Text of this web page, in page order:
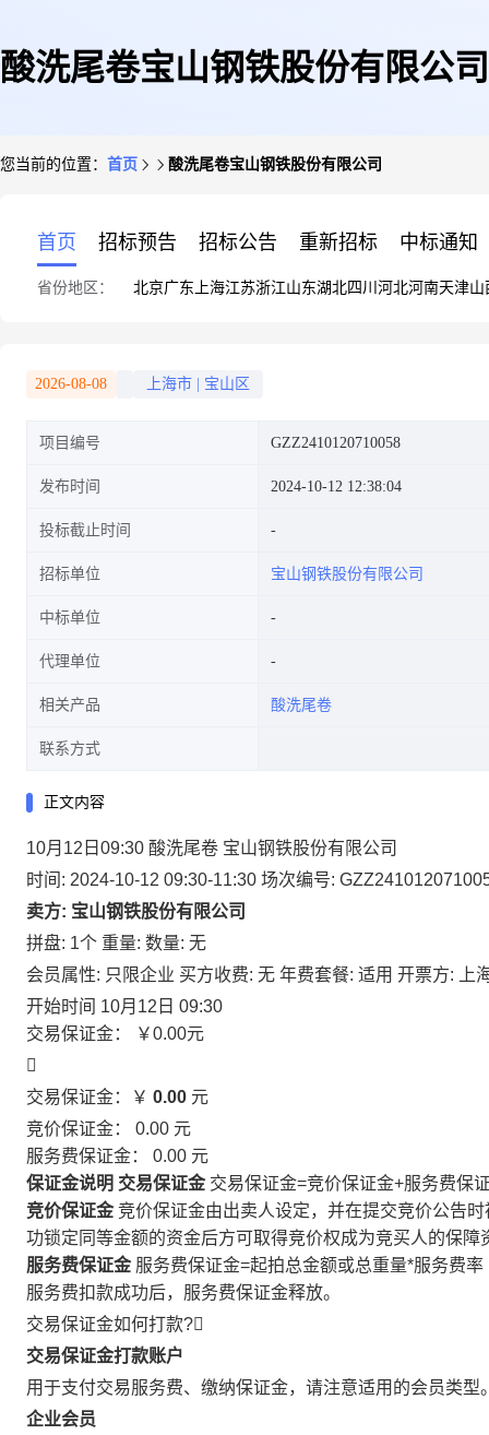
酸洗尾卷宝山钢铁股份有限公司
您当前的位置： 首页 酸洗尾卷宝山钢铁股份有限公司
首页 招标预告 招标公告 重新招标 中标通知
省份地区： 北京广东 上海江苏浙江山东湖北四川 河北河南天津山
2026-08-08 上海市 宝山区
项目编号 GZZ2410120710058
发布时间 2024-10-12 12:38:04
投标截止时间
招标单位 宝山钢铁股份有限公司
中标单位
代理单位
相关产品 酸洗尾卷
联系方式
正文内容
10月12日09:30 酸洗尾卷 宝山钢铁股份有限公司
时间: 2024-10-12 09:30-11:30 场次编号:
卖方: 宝山钢铁股份有限公司
拼盘: 1个 重量: 数量: 无
会员属性: 只限企业 买方收费: 无 年费套餐: 适用 开票方: 上
开始时间 10月12日 09:30
交易保证金：
￥0.00元

交易保证金：￥ 0.00 元
竞价保证金： 0.00 元
服务费保证金： 0.00 元
保证金说明 交易保证金 交易保证金=竞价保证金+服务费保
竞价保证金 竞价保证金由出卖人设定，并在提交竞价公告
功锁定同等金额的资金后方可取得竞价权成为竞买人的保障
服务费保证金 服务费保证金=起拍总金额或总重量*服务费率
服务费扣款成功后，服务费保证金释放。
交易保证金如何打款?
交易保证金打款账户
用于支付交易服务费、缴纳保证金，请注意适用的会员类型
企业会员